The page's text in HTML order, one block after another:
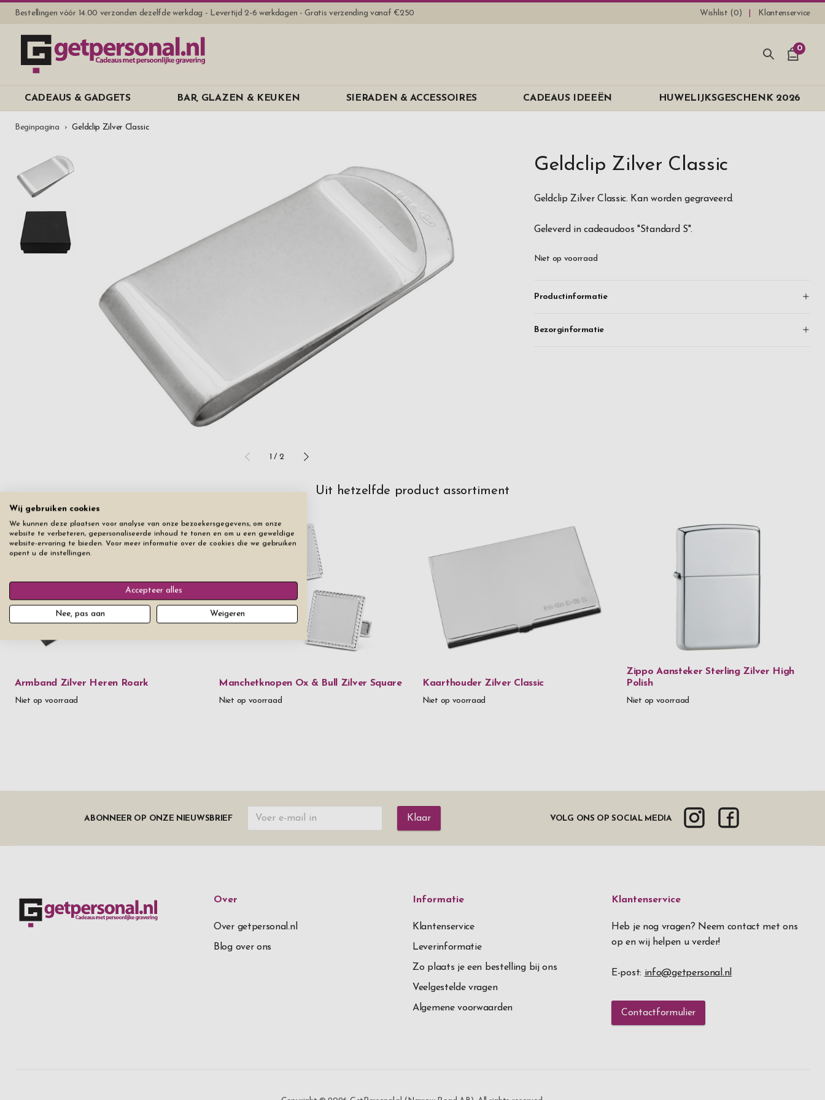
Bestellingen vóór 14.00 verzonden dezelfde werkdag - Levertijd 2-6 werkdagen - Gratis verzending vanaf €250 Wishlist (0) Klantenservice
0
CADEAUS & GADGETS BAR, GLAZEN & KEUKEN SIERADEN & ACCESSOIRES CADEAUS IDEEËN HUWELIJKSGESCHENK 2026
Beginpagina Geldclip Zilver Classic
1 / 2
Geldclip Zilver Classic
Geldclip Zilver Classic. Kan worden gegraveerd.
Geleverd in cadeaudoos "Standard S".
Niet op voorraad
Productinformatie
Bezorginformatie
Uit hetzelfde product assortiment
Armband Zilver Heren Roark
Niet op voorraad
Manchetknopen Ox & Bull Zilver Square
Niet op voorraad
Kaarthouder Zilver Classic
Niet op voorraad
Zippo Aansteker Sterling Zilver High
Polish
Niet op voorraad
ABONNEER OP ONZE NIEUWSBRIEF Klaar VOLG ONS OP SOCIAL MEDIA
Over
Over getpersonal.nl
Blog over ons
Informatie
Klantenservice
Leverinformatie
Zo plaats je een bestelling bij ons
Veelgestelde vragen
Algemene voorwaarden
Klantenservice
Heb je nog vragen? Neem contact met ons
op en wij helpen u verder!
E-post: info@getpersonal.nl
Contactformulier
Wij gebruiken cookies
We kunnen deze plaatsen voor analyse van onze bezoekersgegevens, om onze
website te verbeteren, gepersonaliseerde inhoud te tonen en om u een geweldige
website-ervaring te bieden. Voor meer informatie over de cookies die we gebruiken
opent u de instellingen.
Accepteer alles
Nee, pas aan Weigeren